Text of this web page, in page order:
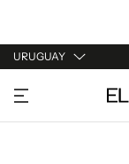
URUGUAY
URUGUAY
ARGENTINA